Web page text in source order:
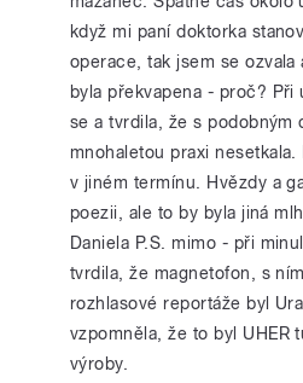
když mi paní doktorka
operace, tak jsem se ozvala
byla překvapena - proč? Při
se a tvrdila, že s podobným
mnohaletou praxi
v jiném termínu. Hvězdy a
poezii, ale to by byla jiná
Daniela P.S. mimo - při
tvrdila, že magnetofon, s
rozhlasové reportáže byl
vzpomněla, že to byl UHER
výroby.